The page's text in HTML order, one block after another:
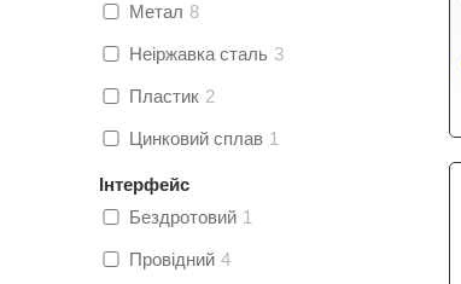
Метал 8
Неіржавка сталь 3
Пластик 2
Цинковий сплав 1
Інтерфейс
Бездротовий 1
Провідний 4